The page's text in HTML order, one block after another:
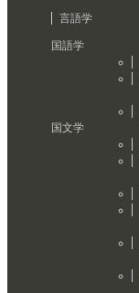
言語学
国語学
国文学